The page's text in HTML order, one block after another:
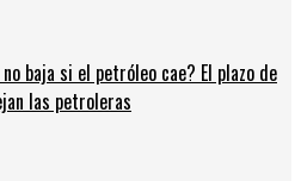
baja si el petróleo cae? El plazo de
las petroleras